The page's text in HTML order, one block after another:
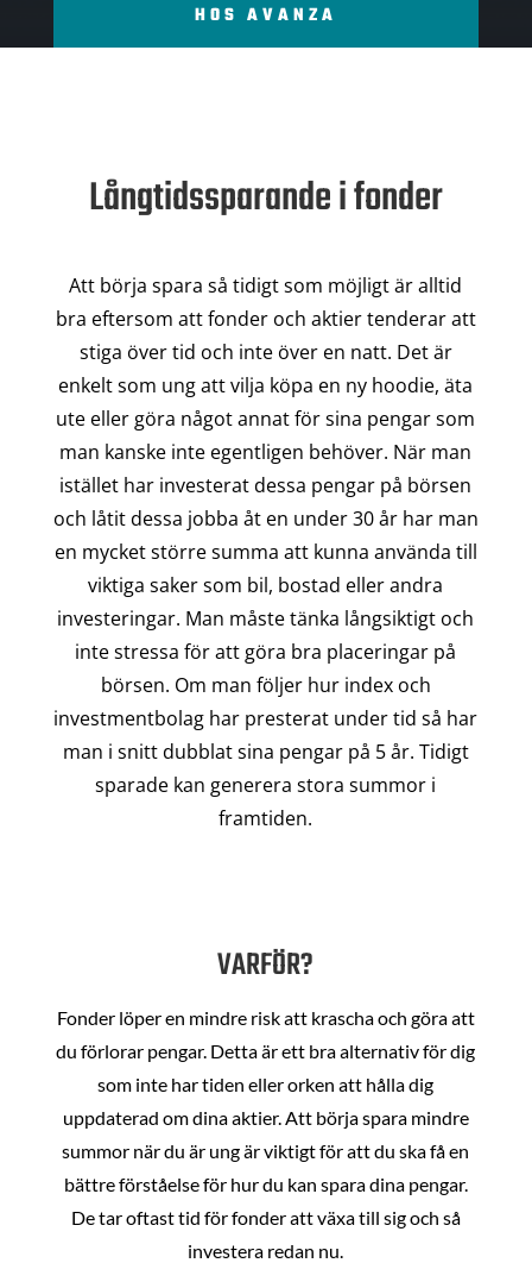
HOS AVANZA
Långtidssparande i fonder
Att börja spara så tidigt som möjligt är alltid
bra eftersom att fonder och aktier tenderar att
stiga över tid och inte över en natt. Det är
enkelt som ung att vilja köpa en ny hoodie, äta
ute eller göra något annat för sina pengar som
man kanske inte egentligen behöver. När man
istället har investerat dessa pengar på börsen
och låtit dessa jobba åt en under 30 år har man
en mycket större summa att kunna använda till
viktiga saker som bil, bostad eller andra
investeringar. Man måste tänka långsiktigt och
inte stressa för att göra bra placeringar på
börsen. Om man följer hur index och
investmentbolag har presterat under tid så har
man i snitt dubblat sina pengar på 5 år. Tidigt
sparade kan generera stora summor i
framtiden.
VARFÖR?
Fonder löper en mindre risk att krascha och göra att
du förlorar pengar. Detta är ett bra alternativ för dig
som inte har tiden eller orken att hålla dig
uppdaterad om dina aktier. Att börja spara mindre
summor när du är ung är viktigt för att du ska få en
bättre förståelse för hur du kan spara dina pengar.
De tar oftast tid för fonder att växa till sig och så
investera redan nu.